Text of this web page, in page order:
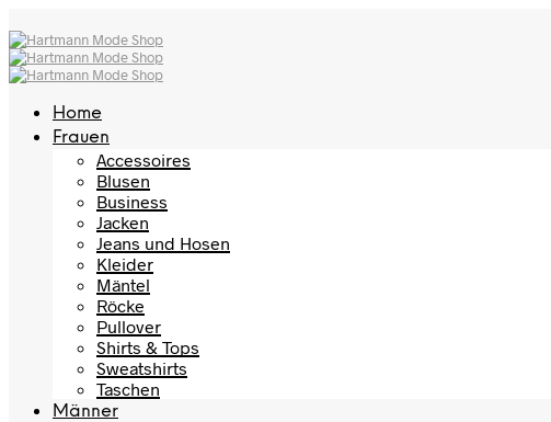
Home
Frauen
Accessoires
Blusen
Business
Jacken
Jeans und Hosen
Kleider
Mäntel
Röcke
Pullover
Shirts & Tops
Sweatshirts
Taschen
Männer